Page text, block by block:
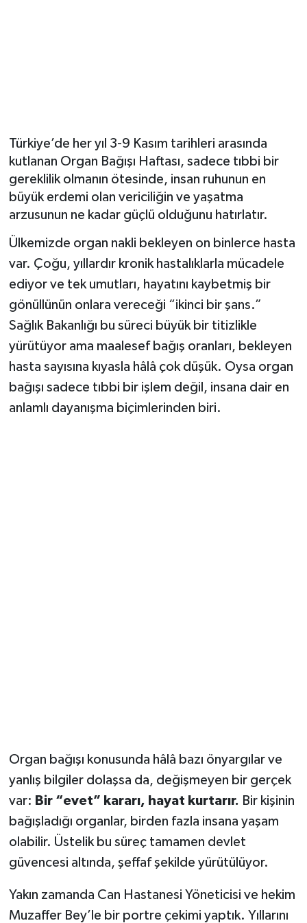
Türkiye’de her yıl 3-9 Kasım tarihleri arasında
kutlanan Organ Bağışı Haftası, sadece tıbbi bir
gereklilik olmanın ötesinde, insan ruhunun en
büyük erdemi olan vericiliğin ve yaşatma
arzusunun ne kadar güçlü olduğunu hatırlatır.
Ülkemizde organ nakli bekleyen on binlerce hasta
var. Çoğu, yıllardır kronik hastalıklarla mücadele
ediyor ve tek umutları, hayatını kaybetmiş bir
gönüllünün onlara vereceği “ikinci bir şans.”
Sağlık Bakanlığı bu süreci büyük bir titizlikle
yürütüyor ama maalesef bağış oranları, bekleyen
hasta sayısına kıyasla hâlâ çok düşük. Oysa organ
bağışı sadece tıbbi bir işlem değil, insana dair en
anlamlı dayanışma biçimlerinden biri.
Organ bağışı konusunda hâlâ bazı önyargılar ve
yanlış bilgiler dolaşsa da, değişmeyen bir gerçek
var: Bir “evet” kararı, hayat kurtarır. Bir kişinin
bağışladığı organlar, birden fazla insana yaşam
olabilir. Üstelik bu süreç tamamen devlet
güvencesi altında, şeffaf şekilde yürütülüyor.
Yakın zamanda Can Hastanesi Yöneticisi ve hekim
Muzaffer Bey’le bir portre çekimi yaptık. Yıllarını